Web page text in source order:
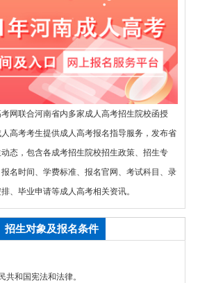
网联合河南省内多家成人高考招生院校函授
高考考生提供成人高考报名指导服务，发布省
态，包含各成考招生院校招生政策、招生专
名时间、学费标准、报名官网、考试科目、录
、毕业申请等成人高考相关资讯。
招生对象及报名条件
共和国宪法和法律。